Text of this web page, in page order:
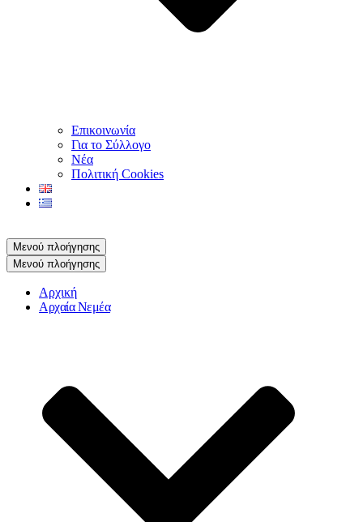
Επικοινωνία
Για το Σύλλογο
Νέα
Πολιτική Cookies
Μενού πλοήγησης
Μενού πλοήγησης
Αρχική
Αρχαία Νεμέα